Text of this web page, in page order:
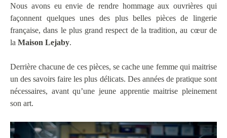
Nous avons eu envie de rendre hommage aux ouvrières qui
façonnent quelques unes des plus belles pièces de lingerie
française, dans le plus grand respect de la tradition, au cœur de
la Maison Lejaby.
Derrière chacune de ces pièces, se cache une femme qui maitrise
un des savoirs faire les plus délicats. Des années de pratique sont
nécessaires, avant qu’une jeune apprentie maitrise pleinement
son art.